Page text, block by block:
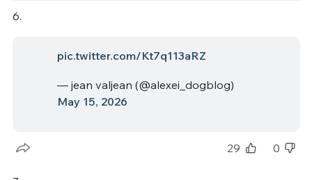
6.
pic.twitter.com/Kt7q113aRZ
— jean valjean (@alexei_dogblog)
May 15, 2026
29 0